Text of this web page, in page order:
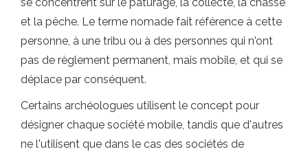
et la pêche. Le terme nomade fait référence à cette
personne, à une tribu ou à des personnes qui n'ont
pas de règlement permanent, mais mobile, et qui se
déplace par conséquent.
Certains archéologues utilisent le concept pour
désigner chaque société mobile, tandis que d'autres
ne l'utilisent que dans le cas des sociétés de